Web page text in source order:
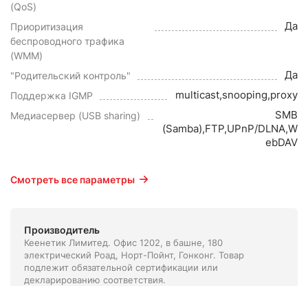
(QoS)
Приоритизация
беспроводного трафика
(WMM)
Да
"Родительский контроль" Да
Поддержка IGMP multicast,snooping,proxy
Медиасервер (USB sharing)
SMB
(Samba),FTP,UPnP/DLNA,W
ebDAV
Смотреть все параметры
Производитель
Кеенетик Лимитед. Офис 1202, в башне, 180
электрический Роад, Норт-Пойнт, Гонконг. Товар
подлежит обязательной сертификации или
декларированию соответствия.